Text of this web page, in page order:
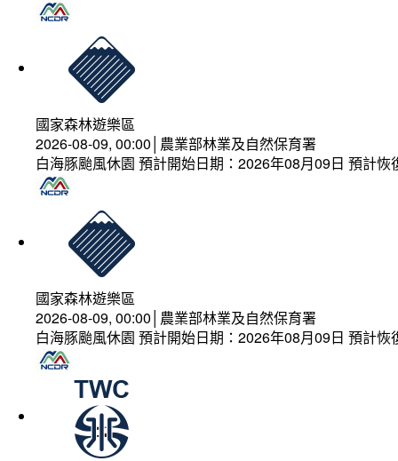
國家森林遊樂區
2026-08-09, 00:00│農業部林業及自然保育署
白海豚颱風休園 預計開始日期：2026年08月09日 預計
國家森林遊樂區
2026-08-09, 00:00│農業部林業及自然保育署
白海豚颱風休園 預計開始日期：2026年08月09日 預計